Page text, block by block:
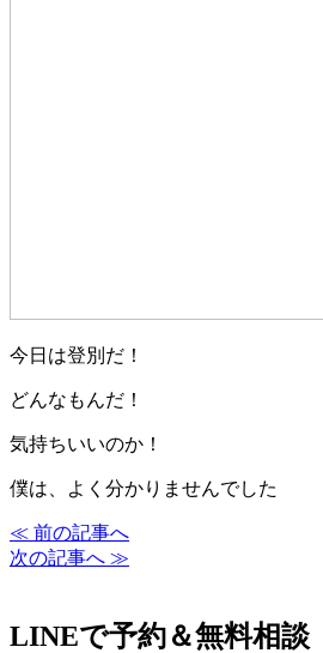
今日は登別だ！
どんなもんだ！
気持ちいいのか！
僕は、よく分かりませんでした
≪ 前の記事へ
次の記事へ ≫
LINEで予約＆無料相談